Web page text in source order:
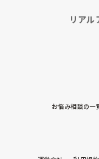
リア
お悩み相談の一